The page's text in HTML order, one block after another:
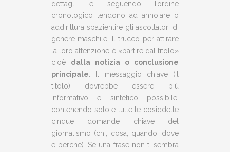
dettagli e seguendo l’ordine
cronologico tendono ad annoiare o
addirittura spazientire gli ascoltatori di
genere maschile. Il trucco per attirare
la loro attenzione è «partire dal titolo»
cioè dalla notizia o conclusione
principale . Il messaggio chiave (il
titolo) dovrebbe essere più
informativo e sintetico possibile,
contenendo solo e tutte le cosiddette
cinque domande chiave del
giornalismo (chi, cosa, quando, dove
e perché). Se una frase non ti sembra